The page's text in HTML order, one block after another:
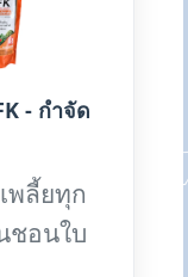
- กำจัด
พลี้ยทุก
ชอนใบ